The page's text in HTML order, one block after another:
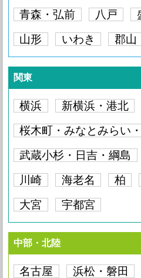
青森・弘前
八戸
山形
いわき 郡山
関東
横浜
新横浜・港北
桜木町・みなとみらい
武蔵小杉・日吉・綱島
川崎
海老名 柏
大宮
宇都宮
中部・北陸
名古屋 浜松・磐田